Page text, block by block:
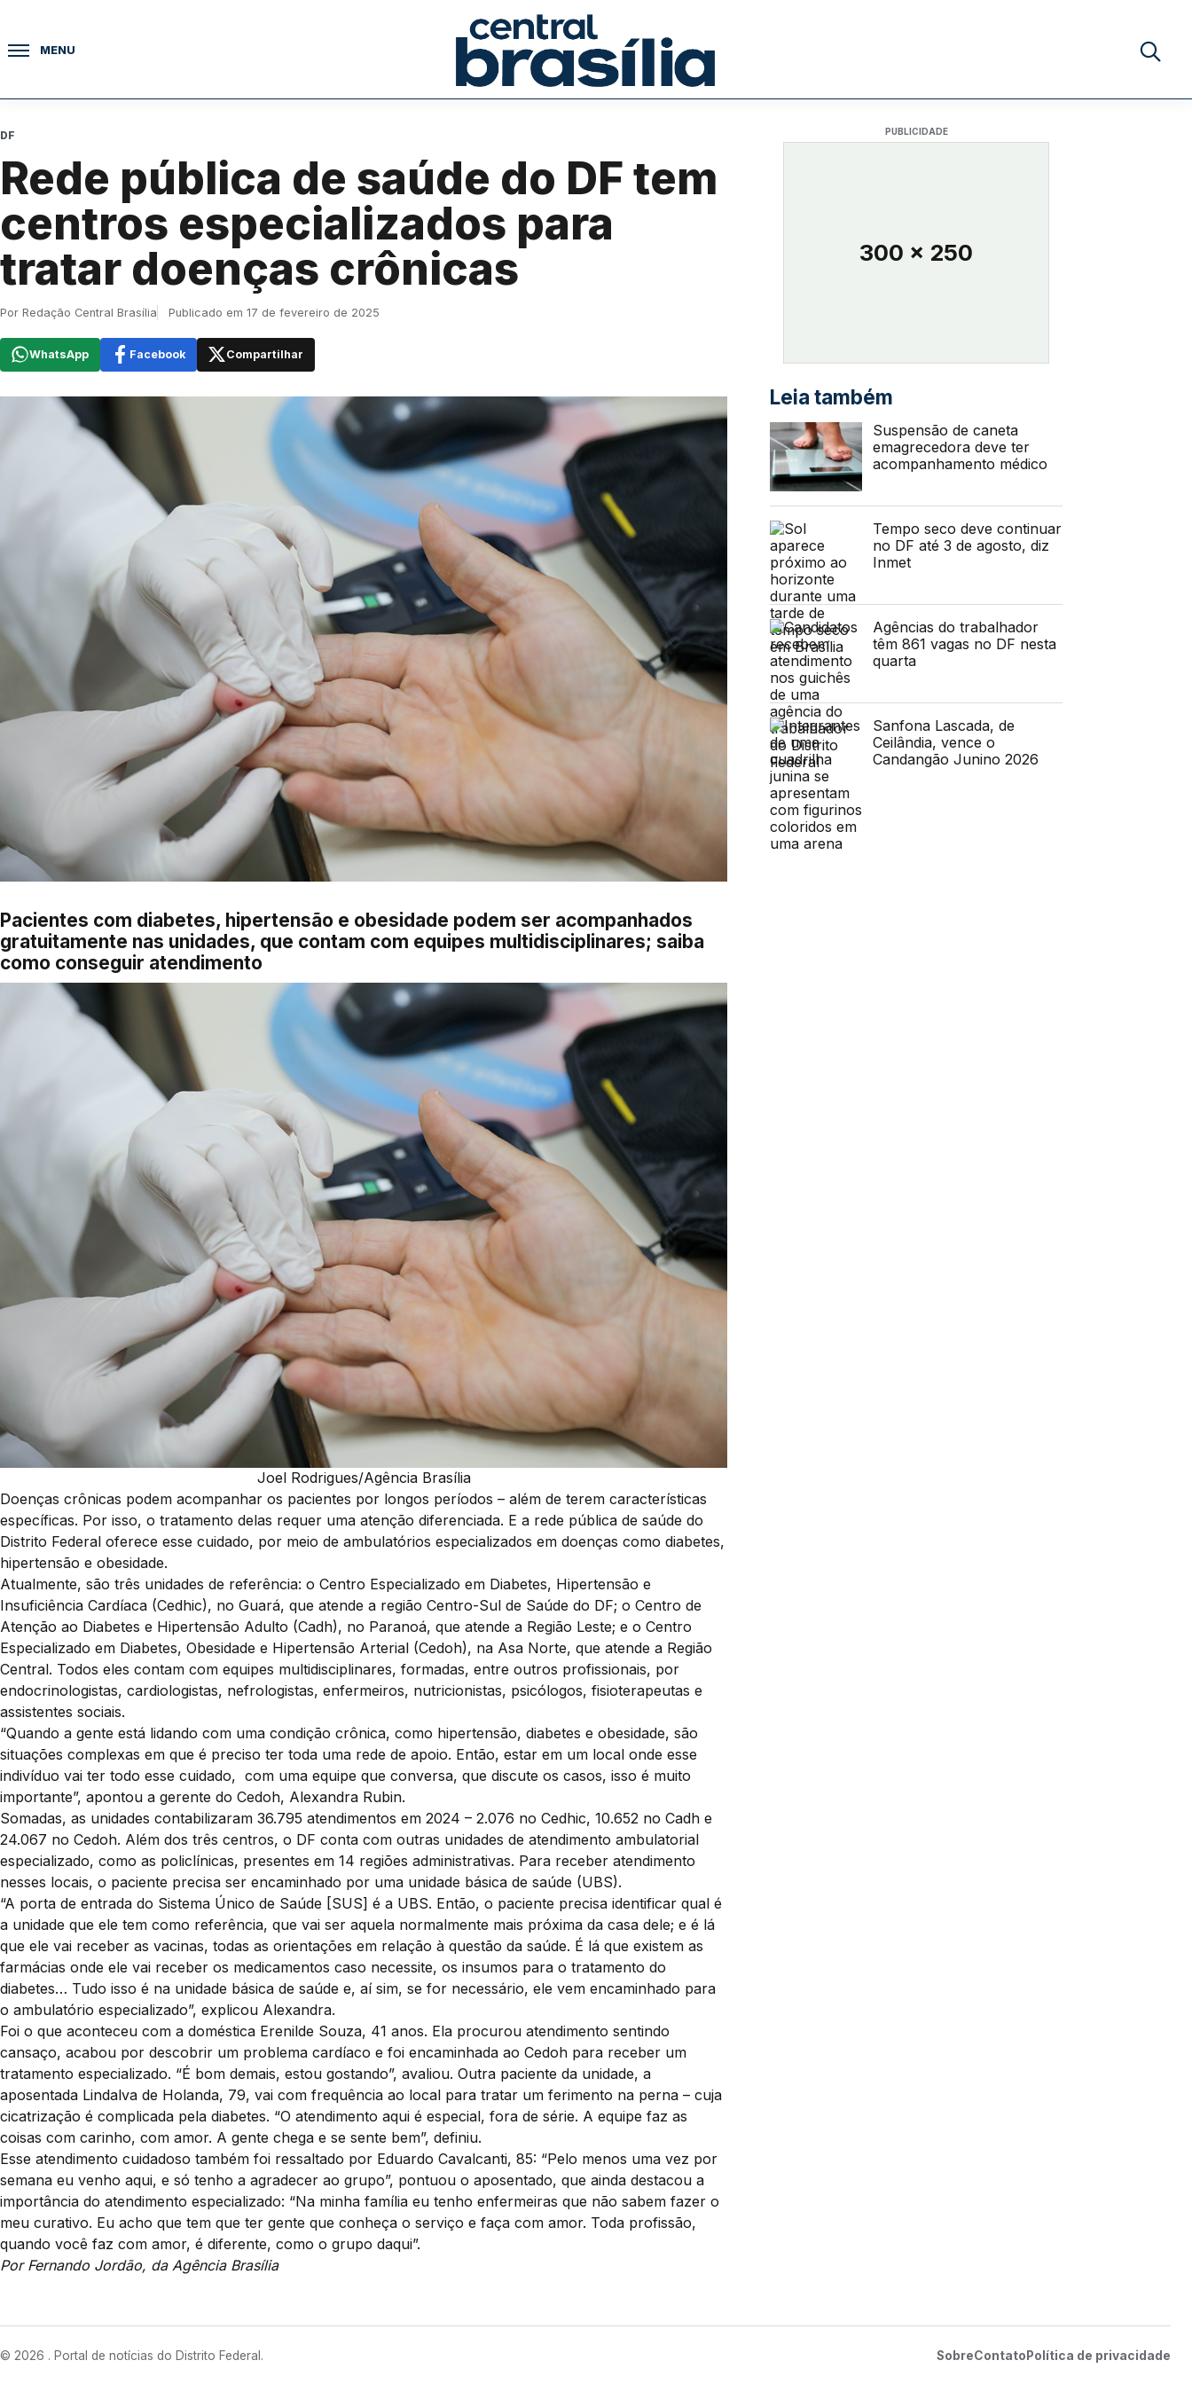
MENU
Buscar
DF
Rede pública de saúde do DF tem
centros especializados para
tratar doenças crônicas
Por Redação Central Brasília Publicado em 17 de fevereiro de 2025
WhatsApp Facebook Compartilhar
Pacientes com diabetes, hipertensão e obesidade podem ser acompanhados
gratuitamente nas unidades, que contam com equipes multidisciplinares; saiba
como conseguir atendimento
Joel Rodrigues/Agência Brasília
Doenças crônicas podem acompanhar os pacientes por longos períodos – além de terem características
específicas. Por isso, o tratamento delas requer uma atenção diferenciada. E a rede pública de saúde do
Distrito Federal oferece esse cuidado, por meio de ambulatórios especializados em doenças como diabetes,
hipertensão e obesidade.
Atualmente, são três unidades de referência: o Centro Especializado em Diabetes, Hipertensão e
Insuficiência Cardíaca (Cedhic), no Guará, que atende a região Centro-Sul de Saúde do DF; o Centro de
Atenção ao Diabetes e Hipertensão Adulto (Cadh), no Paranoá, que atende a Região Leste; e o Centro
Especializado em Diabetes, Obesidade e Hipertensão Arterial (Cedoh), na Asa Norte, que atende a Região
Central. Todos eles contam com equipes multidisciplinares, formadas, entre outros profissionais, por
endocrinologistas, cardiologistas, nefrologistas, enfermeiros, nutricionistas, psicólogos, fisioterapeutas e
assistentes sociais.
“Quando a gente está lidando com uma condição crônica, como hipertensão, diabetes e obesidade, são
situações complexas em que é preciso ter toda uma rede de apoio. Então, estar em um local onde esse
indivíduo vai ter todo esse cuidado, com uma equipe que conversa, que discute os casos, isso é muito
importante”, apontou a gerente do Cedoh, Alexandra Rubin.
Somadas, as unidades contabilizaram 36.795 atendimentos em 2024 – 2.076 no Cedhic, 10.652 no Cadh e
24.067 no Cedoh. Além dos três centros, o DF conta com outras unidades de atendimento ambulatorial
especializado, como as policlínicas, presentes em 14 regiões administrativas. Para receber atendimento
nesses locais, o paciente precisa ser encaminhado por uma unidade básica de saúde (UBS).
“A porta de entrada do Sistema Único de Saúde [SUS] é a UBS. Então, o paciente precisa identificar qual é
a unidade que ele tem como referência, que vai ser aquela normalmente mais próxima da casa dele; e é lá
que ele vai receber as vacinas, todas as orientações em relação à questão da saúde. É lá que existem as
farmácias onde ele vai receber os medicamentos caso necessite, os insumos para o tratamento do
diabetes… Tudo isso é na unidade básica de saúde e, aí sim, se for necessário, ele vem encaminhado para
o ambulatório especializado”, explicou Alexandra.
Foi o que aconteceu com a doméstica Erenilde Souza, 41 anos. Ela procurou atendimento sentindo
cansaço, acabou por descobrir um problema cardíaco e foi encaminhada ao Cedoh para receber um
tratamento especializado. “É bom demais, estou gostando”, avaliou. Outra paciente da unidade, a
aposentada Lindalva de Holanda, 79, vai com frequência ao local para tratar um ferimento na perna – cuja
cicatrização é complicada pela diabetes. “O atendimento aqui é especial, fora de série. A equipe faz as
coisas com carinho, com amor. A gente chega e se sente bem”, definiu.
Esse atendimento cuidadoso também foi ressaltado por Eduardo Cavalcanti, 85: “Pelo menos uma vez por
semana eu venho aqui, e só tenho a agradecer ao grupo”, pontuou o aposentado, que ainda destacou a
importância do atendimento especializado: “Na minha família eu tenho enfermeiras que não sabem fazer o
meu curativo. Eu acho que tem que ter gente que conheça o serviço e faça com amor. Toda profissão,
quando você faz com amor, é diferente, como o grupo daqui”.
Por Fernando Jordão, da Agência Brasília
PUBLICIDADE
300 x 250
Leia também
Suspensão de caneta
emagrecedora deve ter
acompanhamento médico
Tempo seco deve continuar
no DF até 3 de agosto, diz
Inmet
Agências do trabalhador
têm 861 vagas no DF nesta
quarta
Sanfona Lascada, de
Ceilândia, vence o
Candangão Junino 2026
© 2026 . Portal de notícias do Distrito Federal. SobreContato Política de privacidade